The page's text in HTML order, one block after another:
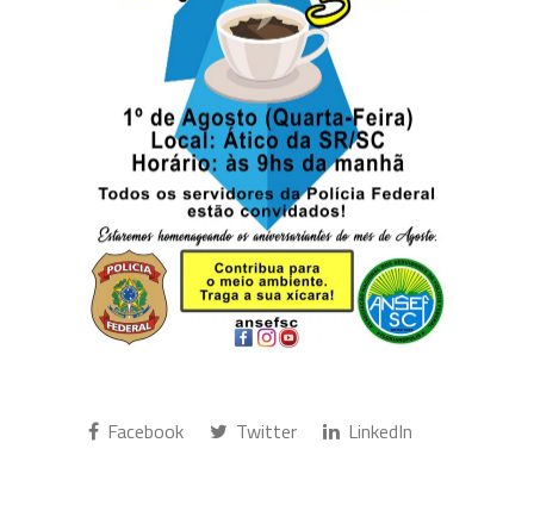
Facebook Twitter LinkedIn